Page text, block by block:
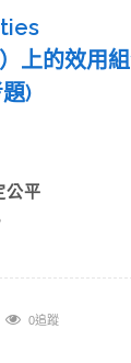
上的效用
)
公平
0追蹤